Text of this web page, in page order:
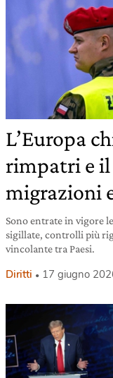
L’Europa
rimpatri e il
migrazioni
Sono entrate in vigore
sigillate, controlli più
vincolante tra Paesi.
Diritti 17 giugno